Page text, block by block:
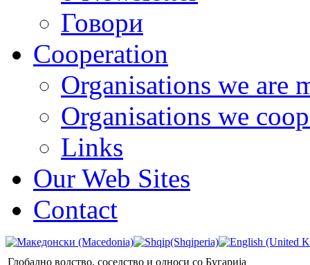
Говори
Cooperation
Organisations we are
Organisations we
Links
Our Web Sites
Contact
Глобално водство, соседство и односи со Бугарија